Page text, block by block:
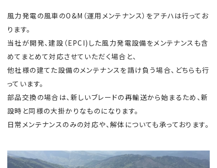
風力発電の風車のO&M（運用メンテナンス）をアチハは行ってお
ります。
当社が開発、建設（EPCI)した風力発電設備をメンテナンスも含
めてまとめて対応させていただく場合と、
他社様の建てた設備のメンテナンスを請け負う場合、どちらも行
っています。
部品交換の場合は、新しいブレードの再輸送から始まるため、新
設時と同様の大掛かりなものになります。
日常メンテナンスのみの対応や、解体についても承っております。